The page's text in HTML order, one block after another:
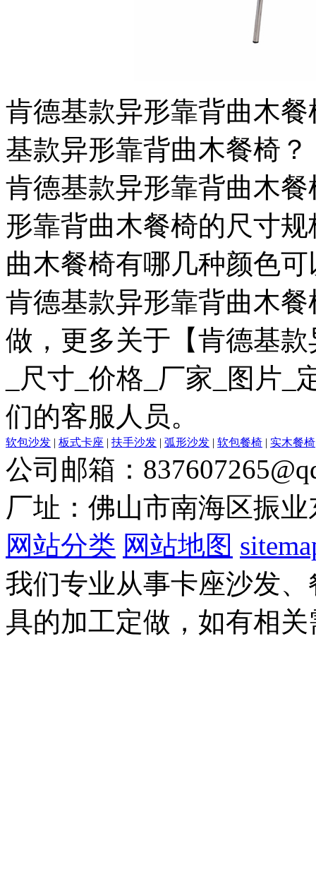
肯德基款异形靠背曲木
基款异形靠背曲木餐椅？
肯德基款异形靠背曲木
形靠背曲木餐椅的尺寸
曲木餐椅有哪几种颜色
肯德基款异形靠背曲木
做，更多关于【肯德基
_尺寸_价格_厂家_图片
们的客服人员。
软包沙发 | 板式卡座 | 扶手沙发 | 弧形沙发 | 软包餐椅 | 实木餐椅
公司邮箱：
厂址：佛山市南海区振
网站分类 网站地图
我们专业从事卡座沙发
具的加工定做，如有相